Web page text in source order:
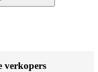
verkopers